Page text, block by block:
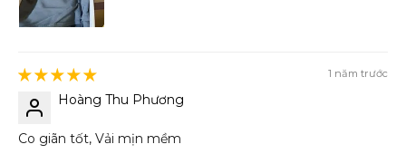
1 năm trước
Hoàng Thu Phương
Co giãn tốt, Vải mịn mềm